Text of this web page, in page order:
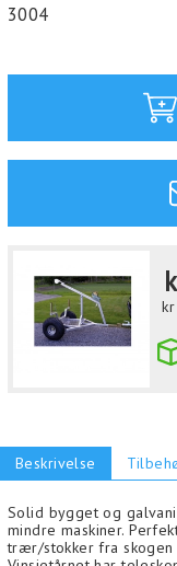
3004
kr
Beskrivelse
Solid bygget og
mindre maskiner.
trær/stokker fra